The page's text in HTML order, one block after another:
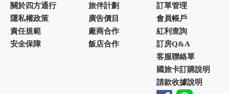
關於四方通行
隱私權政策
責任規範
安全保障
旅伴計劃
廣告價目
廠商合作
飯店合作
訂單管理
會員帳戶
紅利查詢
訂房Q&A
客服聯絡單
國旅卡訂購說明
請款收據說明